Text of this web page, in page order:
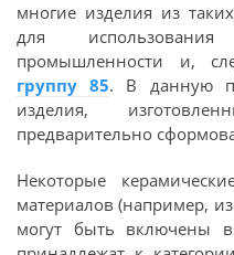
многие изделия из
для использования
промышленности и,
группу 85. В данную
изделия,
предварительно
Некоторые
материалов (например,
могут быть включены